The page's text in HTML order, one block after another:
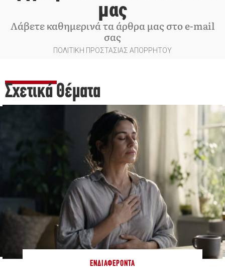
μας
Λάβετε καθημερινά τα άρθρα μας στο e-mail
σας
ΠΟΛΙΤΙΚΗ ΠΡΟΣΤΑΣΙΑΣ ΑΠΟΡΡΗΤΟΥ
Σχετικά Θέματα
ΕΝΔΙΑΦΈΡΟΝΤΑ